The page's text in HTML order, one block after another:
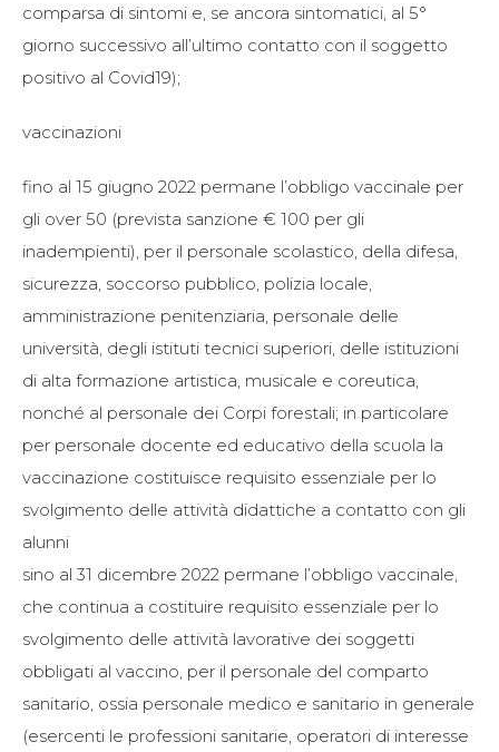
comparsa di sintomi e, se ancora sintomatici, al 5°
giorno successivo all’ultimo contatto con il soggetto
positivo al Covid19);
vaccinazioni
fino al 15 giugno 2022 permane l’obbligo vaccinale per
gli over 50 (prevista sanzione € 100 per gli
inadempienti), per il personale scolastico, della difesa,
sicurezza, soccorso pubblico, polizia locale,
amministrazione penitenziaria, personale delle
università, degli istituti tecnici superiori, delle istituzioni
di alta formazione artistica, musicale e coreutica,
nonché al personale dei Corpi forestali; in particolare
per personale docente ed educativo della scuola la
vaccinazione costituisce requisito essenziale per lo
svolgimento delle attività didattiche a contatto con gli
alunni
sino al 31 dicembre 2022 permane l’obbligo vaccinale,
che continua a costituire requisito essenziale per lo
svolgimento delle attività lavorative dei soggetti
obbligati al vaccino, per il personale del comparto
sanitario, ossia personale medico e sanitario in generale
(esercenti le professioni sanitarie, operatori di interesse